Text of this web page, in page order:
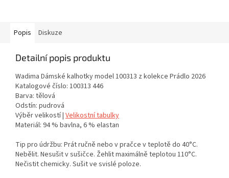
Popis Diskuze
Detailní popis produktu
Wadima Dámské kalhotky model 100313 z kolekce Prádlo 2026
Katalogové číslo: 100313 446
Barva: tělová
Odstín: pudrová
Výběr velikostí | Velikostní tabulky
Materiál: 94 % bavlna, 6 % elastan
Tip pro údržbu: Prát ručně nebo v pračce v teplotě do 40°C.
Nebělit. Nesušit v sušičce. Žehlit maximálně teplotou 110°C.
Nečistit chemicky. Sušit ve svislé poloze.